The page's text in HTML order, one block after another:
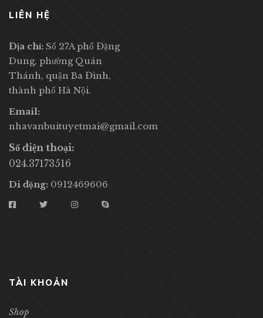
LIÊN HỆ
Địa chỉ: Số 27A phố Đặng
Dung, phường Quán
Thánh, quận Ba Đình,
thành phố Hà Nội.
Email:
nhavanbuituyetmai@gmail.com
Số điện thoại:
024.37173516
Di động: 0912469606
TÀI KHOẢN
Shop